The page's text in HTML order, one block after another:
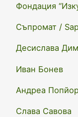
Фондация
Съпромат /
Десислава
Иван Бонев
Андреа
Слава Савова